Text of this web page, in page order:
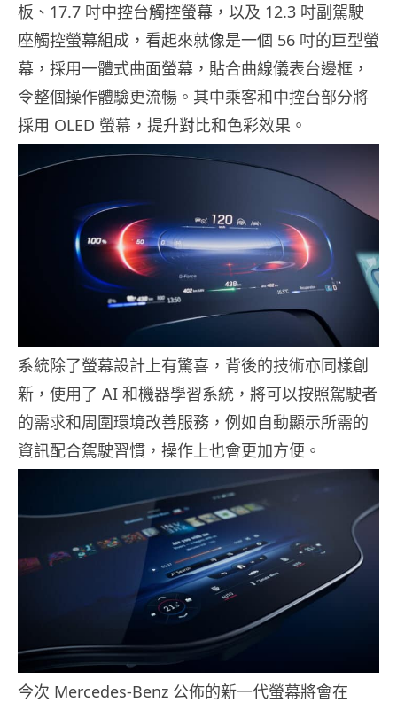
板、17.7 吋中控台觸控螢幕，以及 12.3 吋副駕駛
座觸控螢幕組成，看起來就像是一個 56 吋的巨型螢
幕，採用一體式曲面螢幕，貼合曲線儀表台邊框，
令整個操作體驗更流暢。其中乘客和中控台部分將
採用 OLED 螢幕，提升對比和色彩效果。
系統除了螢幕設計上有驚喜，背後的技術亦同樣創
新，使用了 AI 和機器學習系統，將可以按照駕駛者
的需求和周圍環境改善服務，例如自動顯示所需的
資訊配合駕駛習慣，操作上也會更加方便。
今次 Mercedes-Benz 公佈的新一代螢幕將會在